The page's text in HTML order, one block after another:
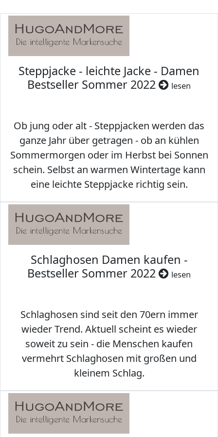
Steppjacke - leichte Jacke - Damen
Bestseller Sommer 2022
lesen
Ob jung oder alt - Steppjacken werden das
ganze Jahr über getragen - ob an kühlen
Sommermorgen oder im Herbst bei Sonnen
schein. Selbst an warmen Wintertage kann
eine leichte Steppjacke richtig sein.
Schlaghosen Damen kaufen -
Bestseller Sommer 2022
lesen
Schlaghosen sind seit den 70ern immer
wieder Trend. Aktuell scheint es wieder
soweit zu sein - die Menschen kaufen
vermehrt Schlaghosen mit großen und
kleinem Schlag.